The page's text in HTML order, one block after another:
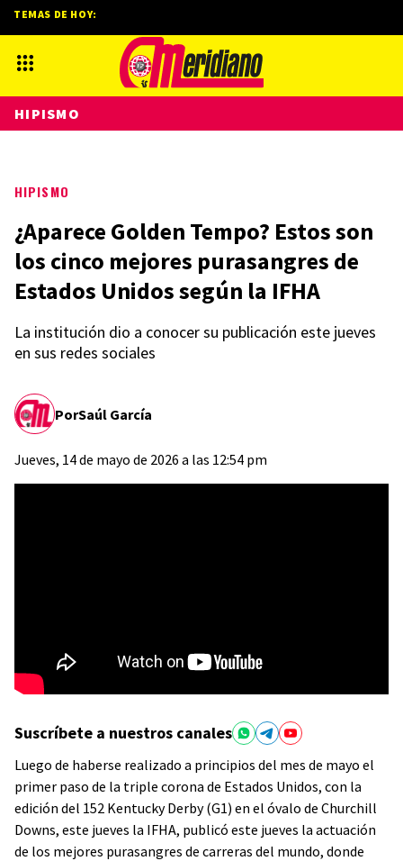
HIPISMO
¿Aparece Golden Tempo? Estos son
los cinco mejores purasangres de
Estados Unidos según la IFHA
La institución dio a conocer su publicación este jueves
en sus redes sociales
PorSaúl García
Jueves, 14 de mayo de 2026 a las 12:54 pm
Suscríbete a nuestros canales
Luego de haberse realizado a principios del mes de mayo el
primer paso de la triple corona de Estados Unidos, con la
edición del 152 Kentucky Derby (G1) en el óvalo de Churchill
Downs, este jueves la IFHA, publicó este jueves la actuación
de los mejores purasangres de carreras del mundo, donde
TEMAS DE HOY:
HIPISMO